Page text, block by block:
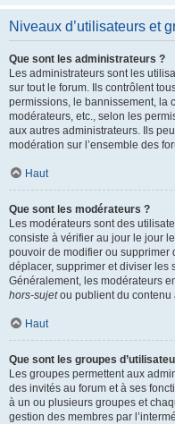
Niveaux d’utilisateurs et
Que sont les administrateurs ?
Les administrateurs sont les
sur tout le forum. Ils contrôlent
permissions, le bannissement, la
modérateurs, etc., selon les
aux autres administrateurs. Ils
modération sur l’ensemble des
Haut
Que sont les modérateurs ?
Les modérateurs sont des
consiste à vérifier au jour le jour
pouvoir de modifier ou supprimer
déplacer, supprimer et diviser les
Généralement, les modérateurs
hors-sujetou publient du contenu
Haut
Que sont les groupes
Les groupes permettent aux
des invités au forum et à ses
à un ou plusieurs groupes et
gestion des membres par